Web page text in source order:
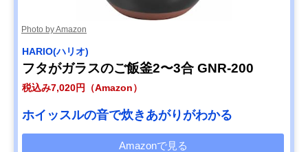
Photo by Amazon
HARIO(ハリオ)
フタがガラスのご飯釜2〜3合 GNR-200
税込み7,020円（Amazon）
ホイッスルの音で炊きあがりがわかる
Amazonで見る